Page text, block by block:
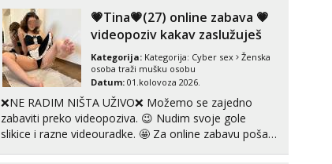
💗Tina💗(27) online zabava 💗
videopoziv kakav zaslužuješ
Kategorija: Kategorija: Cyber sex
Ženska
osoba traži mušku osobu
Datum: 01.kolovoza 2026.
❌NE RADIM NIŠTA UŽIVO❌ Možemo se zajedno
zabaviti preko videopoziva. 😉 Nudim svoje gole
slikice i razne videouradke. 🤩 Za online zabavu pošalji